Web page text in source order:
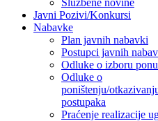
Službene novine
Javni Pozivi/Konkursi
Nabavke
Plan javnih nabavki
Postupci javnih
Odluke o izboru
Odluke o
poništenju/
postupaka
Praćenje realizacije